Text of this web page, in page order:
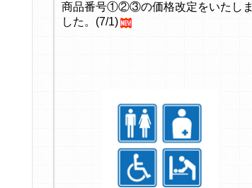
商品番号①②③の価格改定をいたしま
した。(7/1)